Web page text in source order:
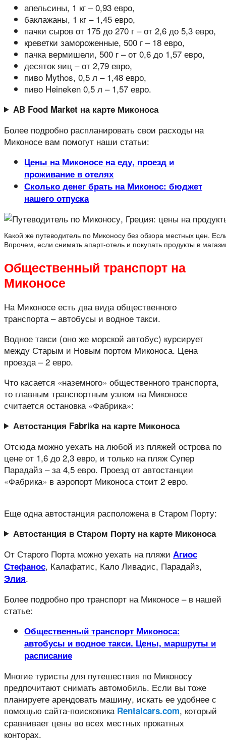
апельсины, 1 кг – 0,93 евро,
баклажаны, 1 кг – 1,45 евро,
пачки сыров от 175 до 270 г – от 2,6 до 5,3 евро,
креветки замороженные, 500 г – 18 евро,
пачка вермишели, 500 г – от 0,6 до 1,57 евро,
десяток яиц – от 2,79 евро,
пиво Mythos, 0,5 л – 1,48 евро,
пиво Heineken 0,5 л – 1,57 евро.
AB Food Market на карте Миконоса
Более подробно распланировать свои расходы на
Миконосе вам помогут наши статьи:
Цены на Миконосе на еду, проезд и
проживание в отелях
Сколько денег брать на Миконос: бюджет
нашего отпуска
Какой же путеводитель по Миконосу без обзора местных цен.
Впрочем, если снимать апарт-отель и покупать продукты в
Общественный транспорт на
Миконосе
На Миконосе есть два вида общественного
транспорта – автобусы и водное такси.
Водное такси (оно же морской автобус) курсирует
между Старым и Новым портом Миконоса. Цена
проезда – 2 евро.
Что касается «наземного» общественного транспорта,
то главным транспортным узлом на Миконосе
считается остановка «Фабрика»:
Автостанция Fabrika на карте Миконоса
Отсюда можно уехать на любой из пляжей острова по
цене от 1,6 до 2,3 евро, и только на пляж Супер
Парадайз – за 4,5 евро. Проезд от автостанции
«Фабрика» в аэропорт Миконоса стоит 2 евро.
Еще одна автостанция расположена в Старом Порту:
Автостанция в Старом Порту на карте Миконоса
От Старого Порта можно уехать на пляжи Агиос
Стефанос, Калафатис, Кало Ливадис, Парадайз,
Элия.
Более подробно про транспорт на Миконосе – в нашей
статье:
Общественный транспорт Миконоса:
автобусы и водное такси. Цены, маршруты и
расписание
Многие туристы для путешествия по Миконосу
предпочитают снимать автомобиль. Если вы тоже
планируете арендовать машину, искать ее удобнее с
помощью сайта-поисковика Rentalcars.com, который
сравнивает цены во всех местных прокатных
конторах.